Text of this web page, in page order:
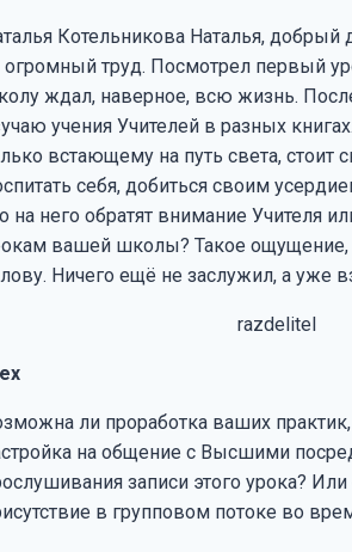
Котельникова Наталья, добрый
огромный труд. Посмотрел первый
ждал, наверное, всю жизнь.
учения Учителей в разных
встающему на путь света, стоит
себя, добиться своим
на него обратят внимание Учителя
вашей школы? Такое ощущение,
Ничего ещё не заслужил, а уже
ли проработка ваших
на общение с Высшими
записи этого урока? Или
в групповом потоке во